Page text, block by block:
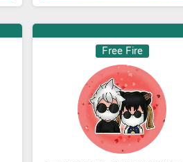
Free Fire